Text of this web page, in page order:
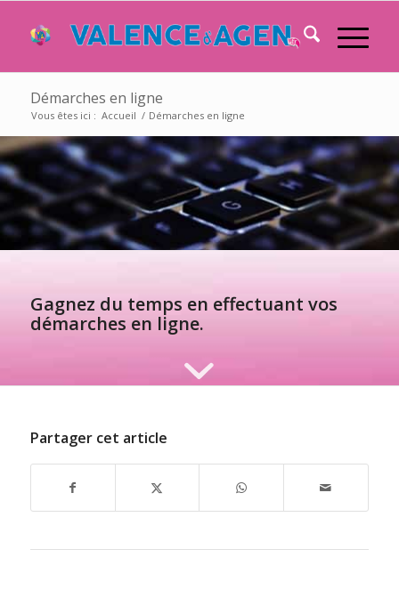
Démarches en ligne
Vous êtes ici : Accueil / Démarches en ligne
Gagnez du temps en effectuant vos
démarches en ligne.
Partager cet article